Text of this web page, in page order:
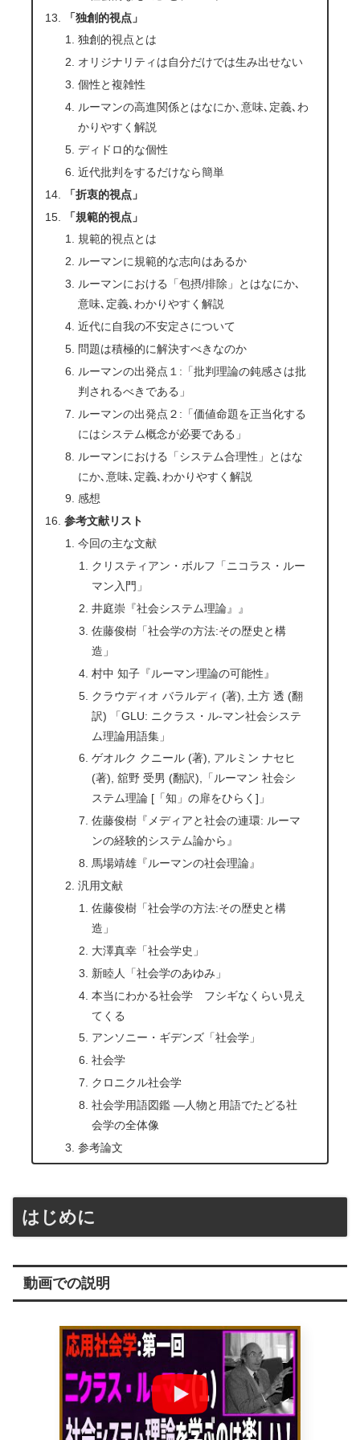
「独創的視点」
独創的視点とは
オリジナリティは自分だけでは生み出せない
個性と複雑性
ルーマンの高進関係とはなにか､意味､定義､わ
かりやすく解説
ディドロ的な個性
近代批判をするだけなら簡単
「折衷的視点」
「規範的視点」
規範的視点とは
ルーマンに規範的な志向はあるか
ルーマンにおける「包摂/排除」とはなにか､
意味､定義､わかりやすく解説
近代に自我の不安定さについて
問題は積極的に解決すべきなのか
ルーマンの出発点１:「批判理論の鈍感さは批
判されるべきである」
ルーマンの出発点２:「価値命題を正当化する
にはシステム概念が必要である」
ルーマンにおける「システム合理性」とはな
にか､意味､定義､わかりやすく解説
感想
参考文献リスト
今回の主な文献
クリスティアン・ボルフ「ニコラス・ルー
マン入門」
井庭崇『社会システム理論』』
佐藤俊樹「社会学の方法:その歴史と構
造」
村中 知子『ルーマン理論の可能性』
クラウディオ バラルディ (著), 土方 透 (翻
訳) 「GLU: ニクラス・ル-マン社会システ
ム理論用語集」
ゲオルク クニール (著), アルミン ナセヒ
(著), 舘野 受男 (翻訳),「ルーマン 社会シ
ステム理論 [「知」の扉をひらく]」
佐藤俊樹『メディアと社会の連環: ルーマ
ンの経験的システム論から』
馬場靖雄『ルーマンの社会理論』
汎用文献
佐藤俊樹「社会学の方法:その歴史と構
造」
大澤真幸「社会学史」
新睦人「社会学のあゆみ」
本当にわかる社会学 フシギなくらい見え
てくる
アンソニー・ギデンズ「社会学」
社会学
クロニクル社会学
社会学用語図鑑 ―人物と用語でたどる社
会学の全体像
参考論文
はじめに
動画での説明